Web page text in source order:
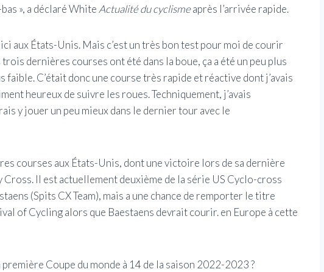
», a déclaré WhiteActualité du cyclismeaprès l’arrivée rapide.
aux États-Unis. Mais c’est un très bon test pour moi de courir
dernières courses ont été dans la boue, ça a été un peu plus
faible. C’était donc une course très rapide et réactive dont j’avais
heureux de suivre les roues. Techniquement, j’avais
y jouer un peu mieux dans le dernier tour avec le
courses aux États-Unis, dont une victoire lors de sa dernière
Il est actuellement deuxième de la série US Cyclo-cross
(Spits CX Team), mais a une chance de remporter le titre
of Cycling alors que Baestaens devrait courir. en Europe à cette
Coupe du monde à 14 de la saison 2022-2023 ?